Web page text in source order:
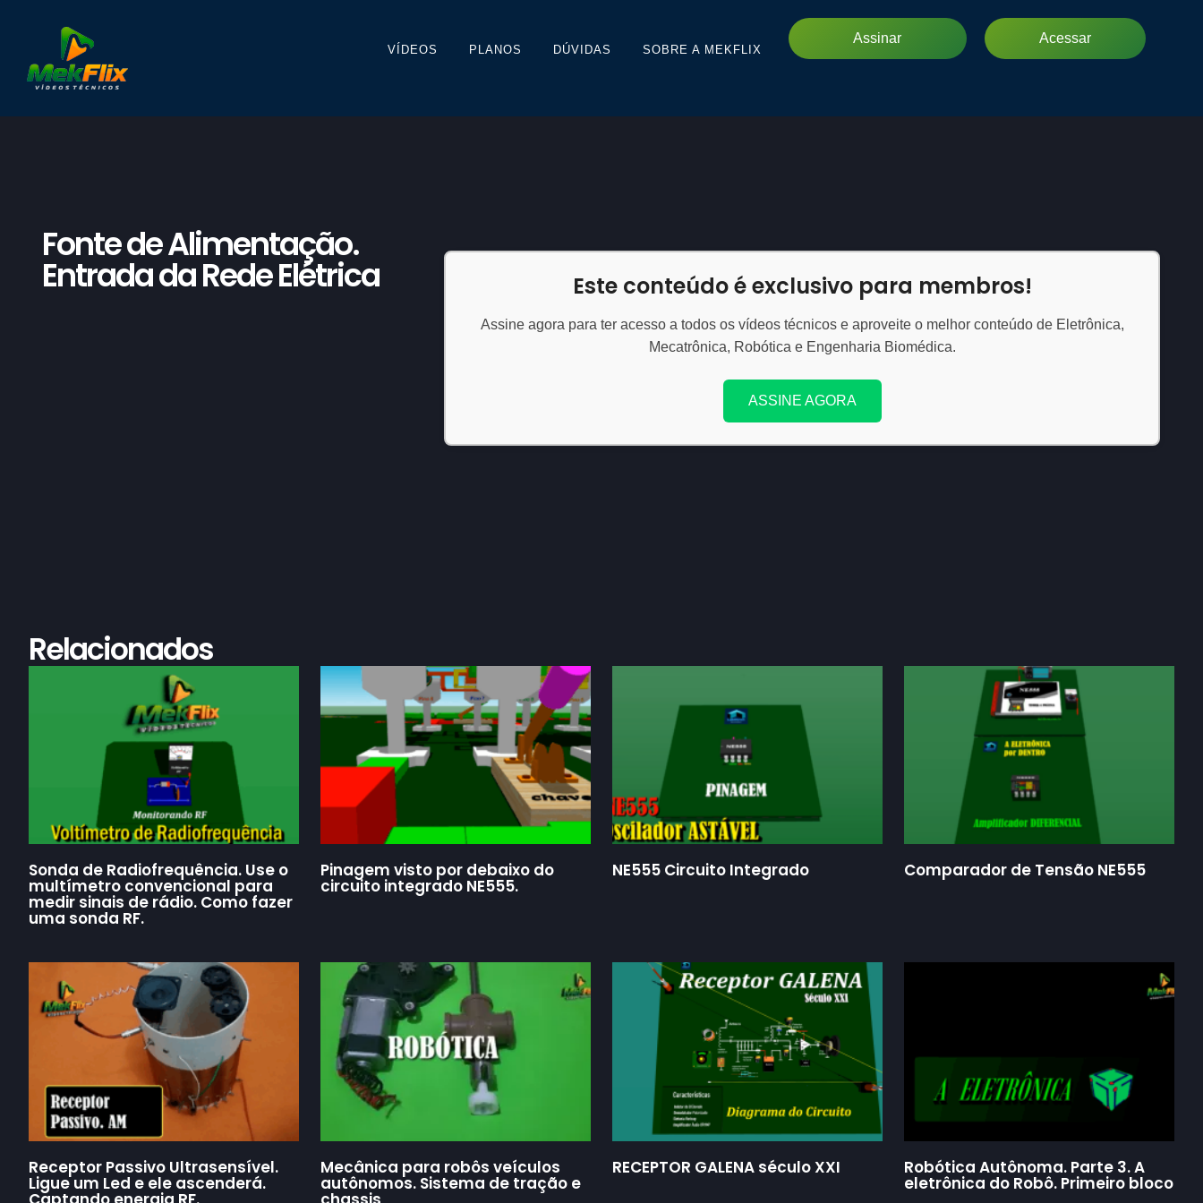
VÍDEOS PLANOS DÚVIDAS SOBRE A MEKFLIX
Assinar Acessar
Fonte de Alimentação.
Entrada da Rede Elétrica Este conteúdo é exclusivo para membros!
Assine agora para ter acesso a todos os vídeos técnicos e aproveite o melhor conteúdo de Eletrônica,
Mecatrônica, Robótica e Engenharia Biomédica.
ASSINE AGORA
Relacionados
Sonda de Radiofrequência. Use o
multímetro convencional para
medir sinais de rádio. Como fazer
uma sonda RF.
Pinagem visto por debaixo do
circuito integrado NE555.
NE555 Circuito Integrado Comparador de Tensão NE555
Receptor Passivo Ultrasensível.
Ligue um Led e ele ascenderá.
Mecânica para robôs veículos
autônomos. Sistema de tração e
RECEPTOR GALENA século XXI Robótica Autônoma. Parte 3. A
eletrônica do Robô. Primeiro bloco